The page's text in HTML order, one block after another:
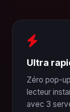
Ultra
Zéro pop-
lecteur
avec 3